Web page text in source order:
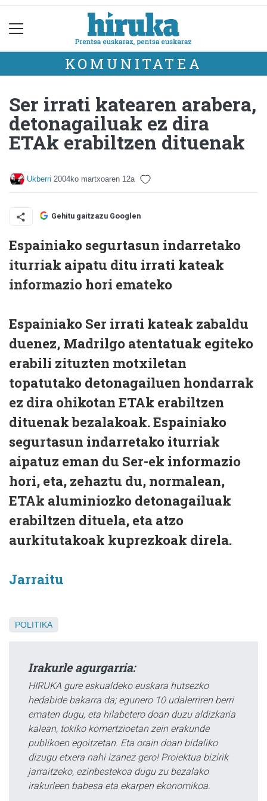
KOMUNITATEA
Ser irrati katearen arabera,
detonagailuak ez dira
ETAk erabiltzen dituenak
Ukberri 2004ko martxoaren 12a
Gehitu gaitzazu Googlen
Espainiako segurtasun indarretako
iturriak aipatu ditu irrati kateak
informazio hori emateko
Espainiako Ser irrati kateak zabaldu
duenez, Madrilgo atentatuak egiteko
erabili zituzten motxiletan
topatutako detonagailuen hondarrak
ez dira ohikotan ETAk erabiltzen
dituenak bezalakoak. Espainiako
segurtasun indarretako iturriak
aipatuz eman du Ser-ek informazio
hori, eta, zehaztu du, normalean,
ETAk aluminiozko detonagailuak
erabiltzen dituela, eta atzo
aurkitutakoak kuprezkoak direla.
Jarraitu
POLITIKA
Irakurle agurgarria:
HIRUKA gure eskualdeko euskara hutsezko
hedabide bakarra da; egunero 10 udalerriren berri
ematen dugu, eta hilabetero doan duzu aldizkaria
kalean, tokiko komertzioetan zein erakunde
publikoen egoitzetan. Eta orain doan bidaliko
dizugu etxera nahi izanez gero! Proiektua bizirik
jarraitzeko, ezinbestekoa dugu zu bezalako
irakurleen babesa eta ekarpen ekonomikoa.